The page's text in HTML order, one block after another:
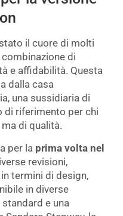
il cuore di molti
di
e affidabilità. Questa
dalla casa
una sussidiaria di
di riferimento per chi
di qualità.
per la prima volta nel
revisioni,
termini di design,
in diverse
e una